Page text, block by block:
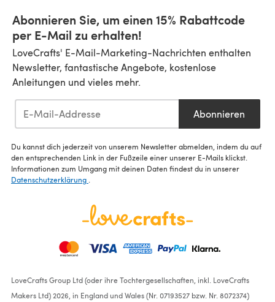
Abonnieren Sie, um einen 15% Rabattcode
per E-Mail zu erhalten!
LoveCrafts' E-Mail-Marketing-Nachrichten enthalten
Newsletter, fantastische Angebote, kostenlose
Anleitungen und vieles mehr.
Abonnieren
Du kannst dich jederzeit von unserem Newsletter abmelden, indem du auf
den entsprechenden Link in der Fußzeile einer unserer E-Mails klickst.
Informationen zum Umgang mit deinen Daten findest du in unserer
Datenschutzerklärung
LoveCrafts Group Ltd (oder ihre Tochtergesellschaften, inkl. LoveCrafts
Makers Ltd) 2026, in England und Wales (Nr. 07193527 bzw. Nr. 8072374)